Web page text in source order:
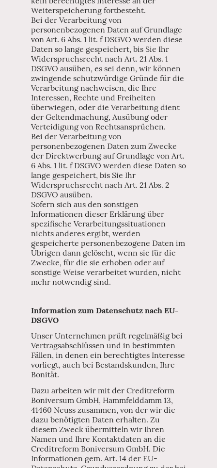
Weiterspeicherung fortbesteht.
Bei der Verarbeitung von
personenbezogenen Daten auf Grundlage
von Art. 6 Abs. 1 lit. f DSGVO werden diese
Daten so lange gespeichert, bis Sie Ihr
Widerspruchsrecht nach Art. 21 Abs. 1
DSGVO ausüben, es sei denn, wir können
zwingende schutzwürdige Gründe für die
Verarbeitung nachweisen, die Ihre
Interessen, Rechte und Freiheiten
überwiegen, oder die Verarbeitung dient
der Geltendmachung, Ausübung oder
Verteidigung von Rechtsansprüchen.
Bei der Verarbeitung von
personenbezogenen Daten zum Zwecke
der Direktwerbung auf Grundlage von Art.
6 Abs. 1 lit. f DSGVO werden diese Daten so
lange gespeichert, bis Sie Ihr
Widerspruchsrecht nach Art. 21 Abs. 2
DSGVO ausüben.
Sofern sich aus den sonstigen
Informationen dieser Erklärung über
spezifische Verarbeitungssituationen
nichts anderes ergibt, werden
gespeicherte personenbezogene Daten im
Übrigen dann gelöscht, wenn sie für die
Zwecke, für die sie erhoben oder auf
sonstige Weise verarbeitet wurden, nicht
mehr notwendig sind.
Information zum Datenschutz nach EU-
DSGVO
Unser Unternehmen prüft regelmäßig bei
Vertragsabschlüssen und in bestimmten
Fällen, in denen ein berechtigtes Interesse
vorliegt, auch bei Bestandskunden, Ihre
Bonität.
Dazu arbeiten wir mit der Creditreform
Boniversum GmbH, Hammfelddamm 13,
41460 Neuss zusammen, von der wir die
dazu benötigten Daten erhalten. Zu
diesem Zweck übermitteln wir Ihren
Namen und Ihre Kontaktdaten an die
Creditreform Boniversum GmbH. Die
Informationen gem. Art. 14 der EU-